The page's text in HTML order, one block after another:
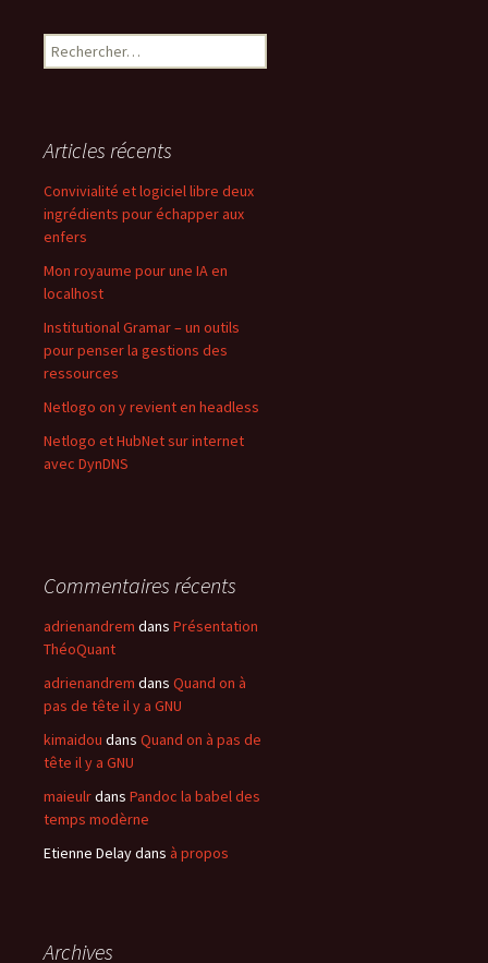
Rechercher :
Articles récents
Convivialité et logiciel libre deux
ingrédients pour échapper aux
enfers
Mon royaume pour une IA en
localhost
Institutional Gramar – un outils
pour penser la gestions des
ressources
Netlogo on y revient en headless
Netlogo et HubNet sur internet
avec DynDNS
Commentaires récents
adrienandrem dans Présentation
ThéoQuant
adrienandrem dans Quand on à
pas de tête il y a GNU
kimaidou dans Quand on à pas de
tête il y a GNU
maieulrdans Pandoc la babel des
temps modèrne
Etienne Delaydans à propos
Archives